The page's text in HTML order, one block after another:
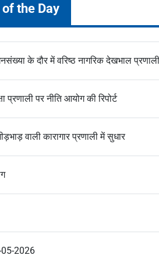
the Day
के दौर में वरिष्ठ नागरिक देखभाल प्रणाली
प्रणाली पर नीति आयोग की रिपोर्ट
वाली कारागार प्रणाली में सुधार
05-2026